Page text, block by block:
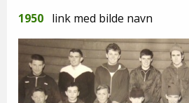
1950 link med bilde navn